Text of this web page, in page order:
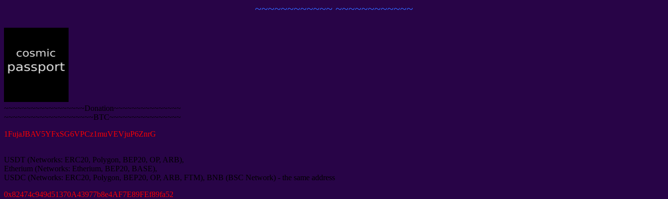
~~~~~~~~~~~~ ~~~~~~~~~~~~
~~~~~~~~~~~~~~~~~~Donation~~~~~~~~~~~~~~~
~~~~~~~~~~~~~~~~~~~~BTC~~~~~~~~~~~~~~~~
1FujaJBAV5YFxSG6VPCz1muVEVjuP6ZnrG
USDT (Networks: ERC20, Polygon, BEP20, OP, ARB),
Etherium (Networks: Etherium, BEP20, BASE),
USDC (Networks: ERC20, Polygon, BEP20, OP, ARB, FTM), BNB (BSC Network) - the same address
0x82474c949d51370A43977b8e4AF7E89FEf89fa52